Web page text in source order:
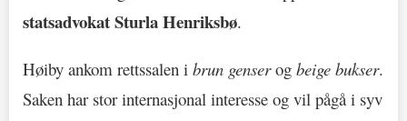
statsadvokat Sturla Henriksbø.
Høiby ankom rettssalen i brun genserog beige bukser.
Saken har stor internasjonal interesse og vil pågå i syv